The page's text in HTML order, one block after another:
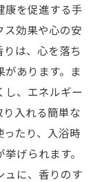
新しい心の
康を促進する手
ス効果や心の安
は、心を落ち
あります。ま
し、エネルギー
入れる簡単な
たり、入浴時
げられます。
ュに、香りのす